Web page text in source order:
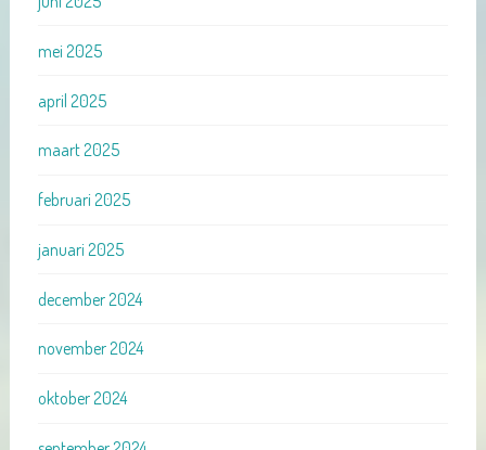
mei 2025
april 2025
maart 2025
februari 2025
januari 2025
december 2024
november 2024
oktober 2024